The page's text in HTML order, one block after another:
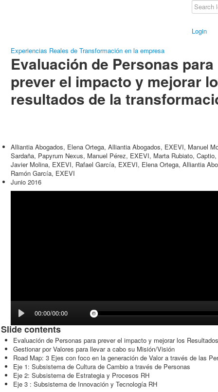
Login
Experiencias Reales de Transformación en la empresa
Evaluación de Personas para
prever el impacto y mejorar
resultados de la
Alliantia Abogados, Elena Ortega, Alliantia Abogados, EXEVI, Manuel
Sardaña, Papyrum Nexus, Manuel Pérez, EXEVI, Marta Rubiato,
Javier Molina, EXEVI, Rafael García, EXEVI, Elena Ortega, Alliantia
Ramón García, EXEVI
Junio 2016
00:00/00:00
Slide contents
Evaluación de Personas para prever el impacto y mejorar los
Gestionar por Valores para llevar a cabo su Misión/Visión
Road Map: 3 Ejes con foco en la generación de Valor a través de las
Eje 1: Subsistema de Cultura de Cambio a través de Personas
Eje 2: Subsistema de Estrategia y Procesos RH
Eje 3 : Subsistema de Innovación y Tecnología RH